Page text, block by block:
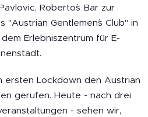
Roberto´s Bar zur
Gentlemen´s Club" in
Erlebniszentrum für E-
ersten Lockdown den Austrian
gerufen. Heute - nach drei
- sehen wir,